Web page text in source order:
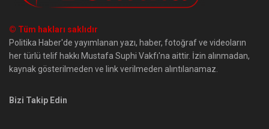
© Tüm hakları saklıdır
Politika Haber'de yayımlanan yazı, haber, fotoğraf ve videoların
her türlü telif hakkı Mustafa Suphi Vakfı'na aittir. İzin alınmadan,
kaynak gösterilmeden ve link verilmeden alıntılanamaz.
Bizi Takip Edin